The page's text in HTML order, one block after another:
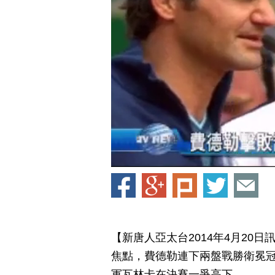
【新唐人亞太台2014年4月20日
焦點，費德勒連下兩盤戰勝衛冕